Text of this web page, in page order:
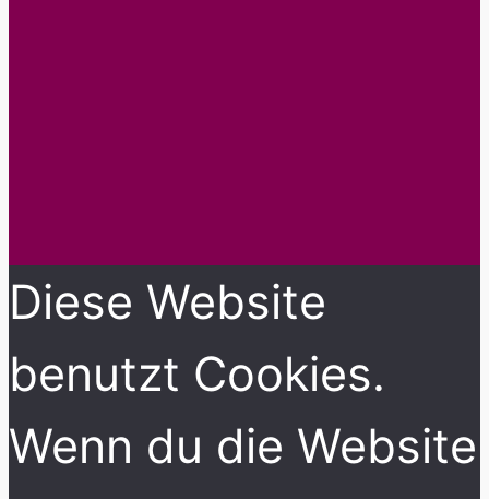
Diese Website
benutzt Cookies.
Wenn du die Website